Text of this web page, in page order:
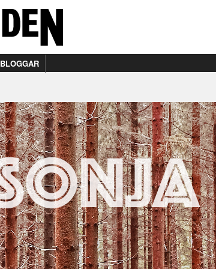
BLOGGAR